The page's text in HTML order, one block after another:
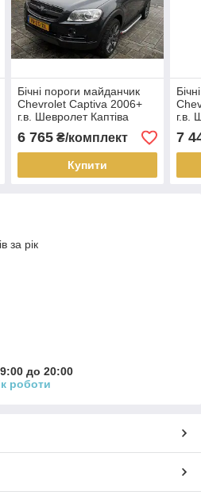
Бічні пороги майданчик
Chevrolet Captiva 2006+
г.в. Шевролет Каптіва
6 765₴/комплект
Купити
г.в.
7
за рік
до 20:00
роботи